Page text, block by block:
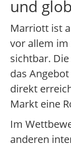
und
Marriott ist
vor allem
sichtbar.
das
direkt
Markt eine
Im
anderen